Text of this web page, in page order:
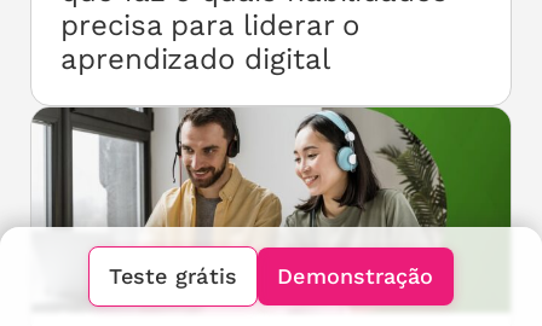
Demonstração
Teste grátis
precisa para liderar o
aprendizado digital